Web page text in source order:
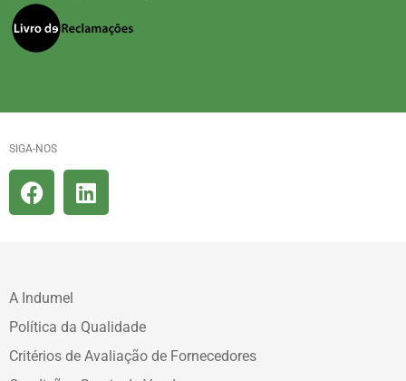
SIGA-NOS
A Indumel
Política da Qualidade
Critérios de Avaliação de Fornecedores